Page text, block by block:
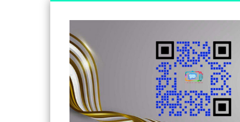
Somos un medio de información independiente, con visión joven.